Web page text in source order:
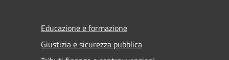
Educazione e formazione
Giustizia e sicurezza pubblica